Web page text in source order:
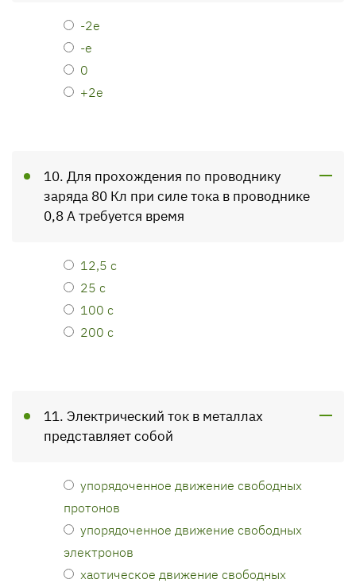
-2е
-е
0
+2е
10. Для прохождения по проводнику
заряда 80 Кл при силе тока в проводнике
0,8 А требуется время
12,5 с
25 с
100 с
200 с
11. Электрический ток в металлах
представляет собой
упорядоченное движение свободных
протонов
упорядоченное движение свободных
электронов
хаотическое движение свободных